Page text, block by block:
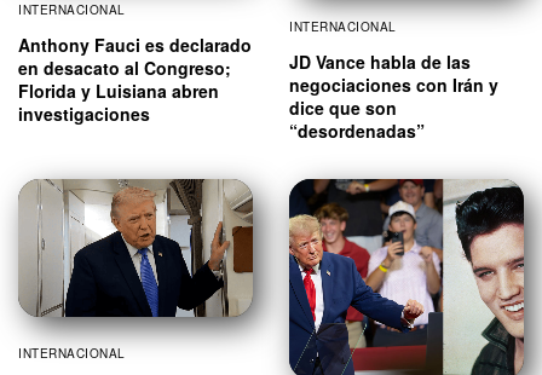
INTERNACIONAL
Anthony Fauci es declarado
en desacato al Congreso;
Florida y Luisiana abren
investigaciones
INTERNACIONAL
JD Vance habla de las
negociaciones con Irán y
dice que son
“desordenadas”
INTERNACIONAL